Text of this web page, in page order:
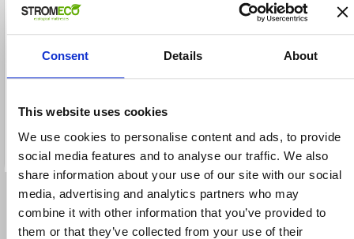
Consent Details About
This website uses cookies
We use cookies to personalise content and ads, to provide
social media features and to analyse our traffic. We also
share information about your use of our site with our social
media, advertising and analytics partners who may
combine it with other information that you’ve provided to
them or that they’ve collected from your use of their
ΚΩΔΙΚΟΣ: MAT.ECO.005
ΑΓΟΡΑ 559,00 € 447,20 €